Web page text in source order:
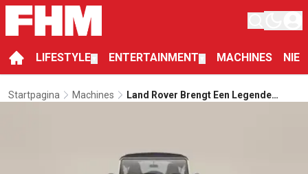
LIFESTYLE ENTERTAINMENT MACHINES
Startpagina Machines
Land Rover Brengt Een Legende